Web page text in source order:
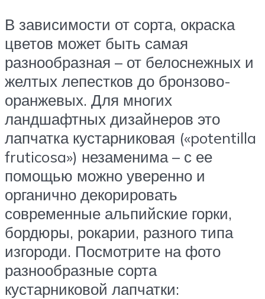
В зависимости от сорта, окраска
цветов может быть самая
разнообразная – от белоснежных и
желтых лепестков до бронзово-
оранжевых. Для многих
ландшафтных дизайнеров это
лапчатка кустарниковая («potentilla
fruticosa») незаменима – с ее
помощью можно уверенно и
органично декорировать
современные альпийские горки,
бордюры, рокарии, разного типа
изгороди. Посмотрите на фото
разнообразные сорта
кустарниковой лапчатки: